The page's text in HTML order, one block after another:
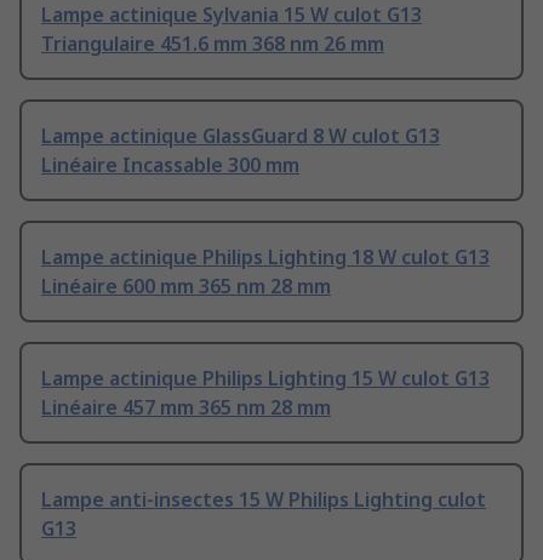
Lampe actinique Sylvania 15 W culot G13
Triangulaire 451.6 mm 368 nm 26 mm
Lampe actinique GlassGuard 8 W culot G13
Linéaire Incassable 300 mm
Lampe actinique Philips Lighting 18 W culot G13
Linéaire 600 mm 365 nm 28 mm
Lampe actinique Philips Lighting 15 W culot G13
Linéaire 457 mm 365 nm 28 mm
Lampe anti-insectes 15 W Philips Lighting culot
G13